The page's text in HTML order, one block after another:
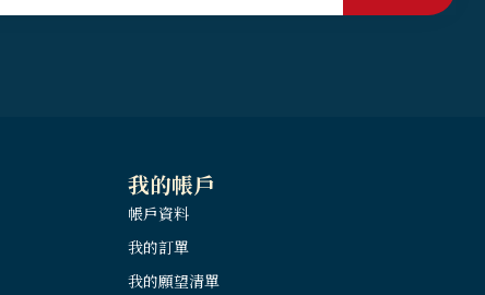
我的帳戶
帳戶資料
我的訂單
我的願望清單